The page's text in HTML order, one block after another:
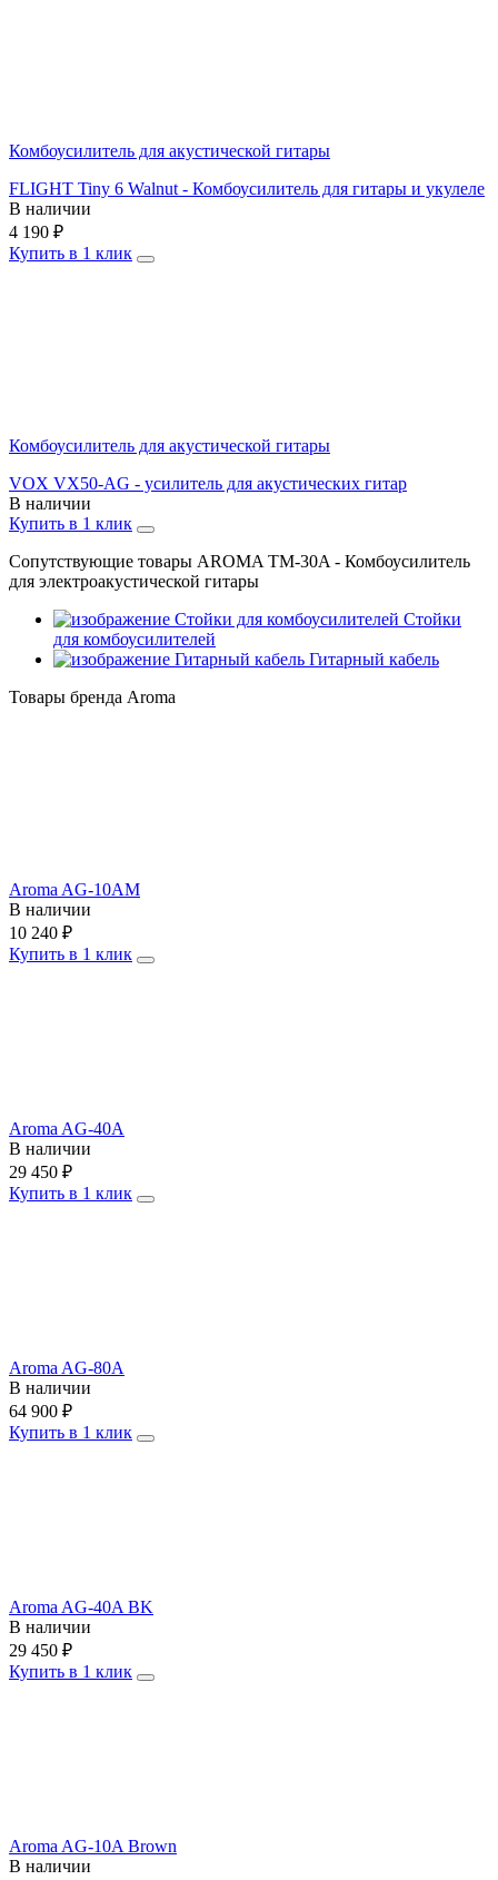
Комбоусилитель для акустической гитары
FLIGHT Tiny 6 Walnut - Комбоусилитель для гитары и укулеле
В наличии
4 190 ₽
Купить в 1 клик
Комбоусилитель для акустической гитары
VOX VX50-AG - усилитель для акустических гитар
В наличии
Купить в 1 клик
Сопутствующие товары AROMA TM-30A - Комбоусилитель
для электроакустической гитары
Стойки
для комбоусилителей
Гитарный кабель
Товары бренда Aroma
Aroma AG-10AM
В наличии
10 240 ₽
Купить в 1 клик
Aroma AG-40A
В наличии
29 450 ₽
Купить в 1 клик
Aroma AG-80A
В наличии
64 900 ₽
Купить в 1 клик
Aroma AG-40A BK
В наличии
29 450 ₽
Купить в 1 клик
Aroma AG-10A Brown
В наличии